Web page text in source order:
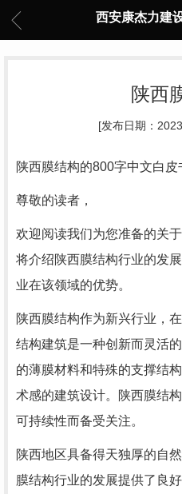
西安康杰力建
陕西
[发布日期：
陕西膜结构的800字中文白皮
尊敬的读者，
欢迎阅读我们为您准备的关
将介绍陕西膜结构行业的发
业在该领域的优势。
陕西膜结构作为新兴行业，
结构建筑是一种创新而灵活
的薄膜材料和特殊的支撑结
术感的建筑设计。陕西膜结
可持续性而备受关注。
陕西地区具备得天独厚的自
膜结构行业的发展提供了良